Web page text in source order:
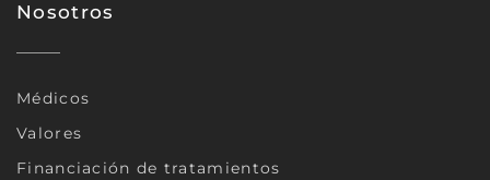
Nosotros
Médicos
Valores
Financiación de tratamientos